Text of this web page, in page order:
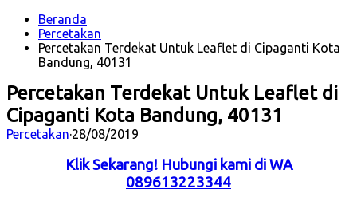
Beranda
Percetakan
Percetakan Terdekat Untuk Leaflet di Cipaganti Kota
Bandung, 40131
Percetakan Terdekat Untuk Leaflet di
Cipaganti Kota Bandung, 40131
Percetakan·28/08/2019
Klik Sekarang! Hubungi kami di WA
089613223344